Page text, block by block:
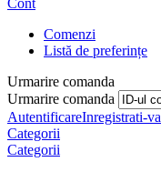
Cont
Comenzi
Listă de preferințe
Urmarire comanda
Urmarire comanda
AutentificareInregistrati-va
Categorii
Categorii